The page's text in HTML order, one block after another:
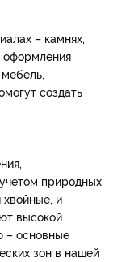
– камнях,
оформления
создать
природных
и
высокой
– основные
зон в нашей